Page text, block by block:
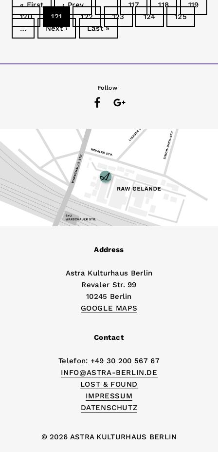
« First ‹ Prev … 117 118
119
120
121 122 123 124
125
…
Next › Last »
Follow
Address
Astra Kulturhaus Berlin
Revaler Str. 99
10245 Berlin
GOOGLE MAPS
Contact
Telefon: +49 30 200 567 67
INFO@ASTRA-BERLIN.DE
LOST & FOUND
IMPRESSUM
DATENSCHUTZ
© 2026 ASTRA KULTURHAUS BERLIN